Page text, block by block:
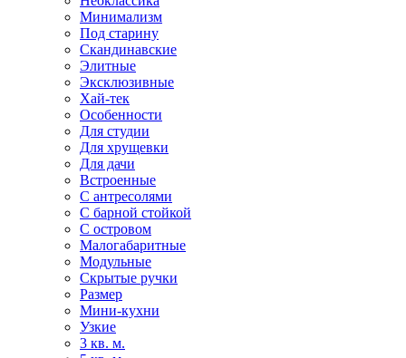
Минимализм
Под старину
Скандинавские
Элитные
Эксклюзивные
Хай-тек
Особенности
Для студии
Для хрущевки
Для дачи
Встроенные
С антресолями
С барной стойкой
С островом
Малогабаритные
Модульные
Скрытые ручки
Размер
Мини-кухни
Узкие
3 кв. м.